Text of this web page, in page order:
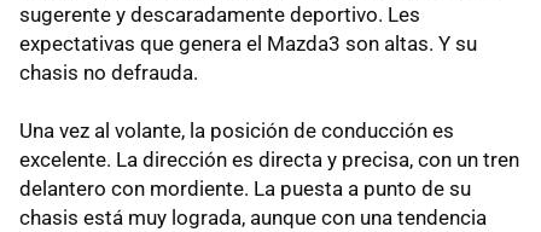
sugerente y descaradamente deportivo. Les
expectativas que genera el Mazda3 son altas. Y su
chasis no defrauda.
Una vez al volante, la posición de conducción es
excelente. La dirección es directa y precisa, con un tren
delantero con mordiente. La puesta a punto de su
chasis está muy lograda, aunque con una tendencia